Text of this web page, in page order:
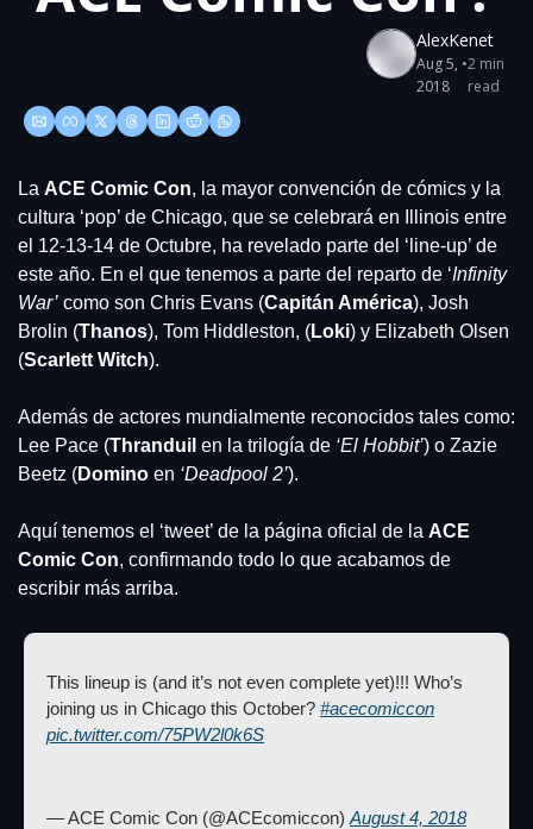
AlexKenet
Aug 5,
2018
•2 min
read
La ACE Comic Con, la mayor convención de cómics y la
cultura ‘pop’ de Chicago, que se celebrará en Illinois entre
el 12-13-14 de Octubre, ha revelado parte del ‘line-up’ de
este año. En el que tenemos a parte del reparto de ‘Infinity
War’ como son Chris Evans (Capitán América), Josh
Brolin (Thanos), Tom Hiddleston, (Loki) y Elizabeth Olsen
(Scarlett Witch).
Además de actores mundialmente reconocidos tales como:
Lee Pace (Thranduil en la trilogía de ‘El Hobbit’) o Zazie
Beetz (Domino en ‘Deadpool 2’).
Aquí tenemos el ‘tweet’ de la página oficial de la ACE
Comic Con, confirmando todo lo que acabamos de
escribir más arriba.
This lineup is (and it’s not even complete yet)!!! Who’s
joining us in Chicago this October? #acecomiccon
pic.twitter.com/75PW2l0k6S
— ACE Comic Con (@ACEcomiccon) August 4, 2018